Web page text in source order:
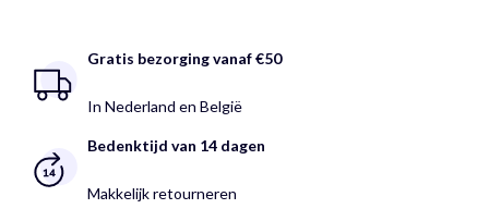
Gratis bezorging vanaf €50
In Nederland en België
Bedenktijd van 14 dagen
Makkelijk retourneren